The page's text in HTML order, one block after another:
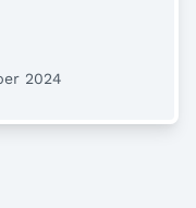
2024